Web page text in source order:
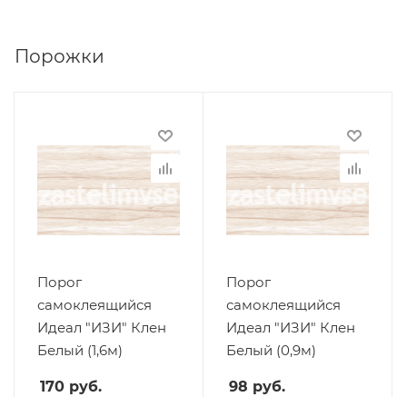
Порожки
Порог
самоклеящийся
Идеал "ИЗИ" Клен
Белый (1,6м)
170 руб.
Порог
самоклеящийся
Идеал "ИЗИ" Клен
Белый (0,9м)
98 руб.